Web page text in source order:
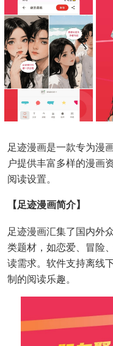
足迹漫画是一款专为漫
户提供丰富多样的漫画
阅读设置。
【足迹漫画简介】
足迹漫画汇集了国内外
类题材，如恋爱、冒险
读需求。软件支持离线
制的阅读乐趣。